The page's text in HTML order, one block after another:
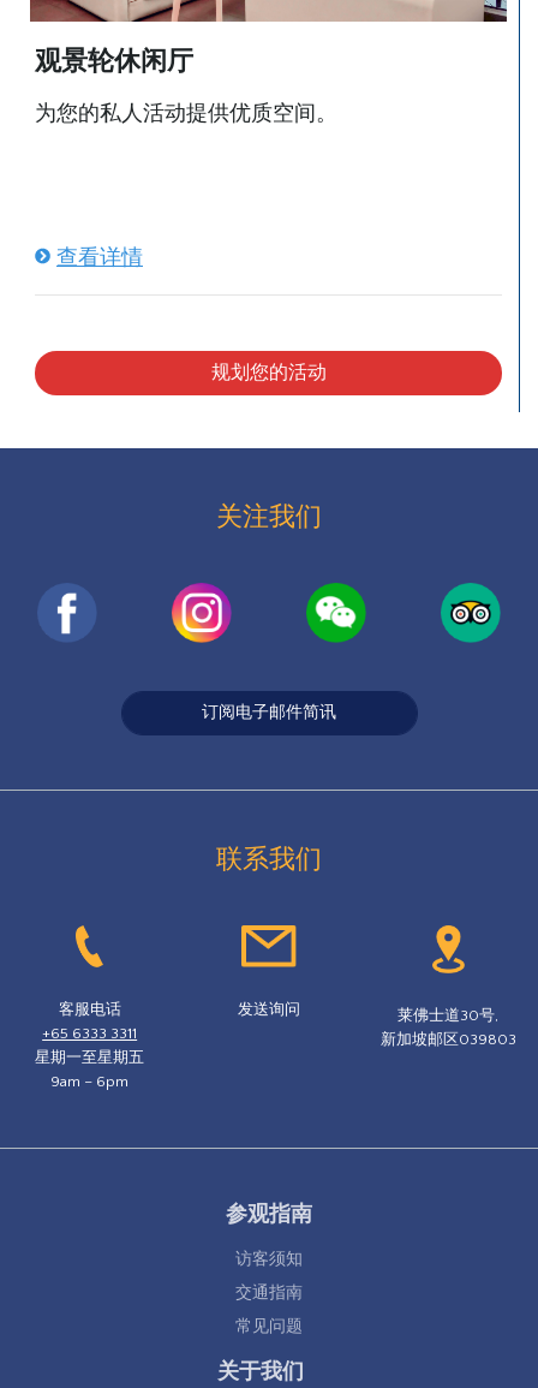
观景轮休闲厅
为您的私人活动提供优质空间。
查看详情
规划您的活动
关注我们
订阅电子邮件简讯
联系我们
客服电话
+65 6333 3311
星期一至星期五
9am – 6pm
发送询问
莱佛士道30号,
新加坡邮区039803
参观指南
访客须知
交通指南
常见问题
关于我们